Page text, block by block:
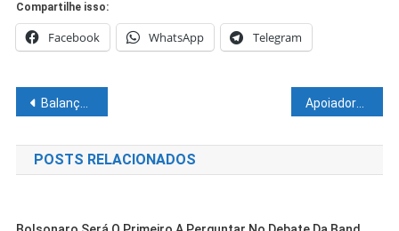
Compartilhe isso:
Facebook WhatsApp Telegram
Navegação
de
Post
Balanço: Secretário de Agricultura e Meio Ambiente de Sobradinho faz uma avaliação da pasta em 2021 Apoiadores de Bolsonaro reagem na internet à crítica de Ivete: ‘#IveteVaiTomarNoCool’
POSTS RELACIONADOS